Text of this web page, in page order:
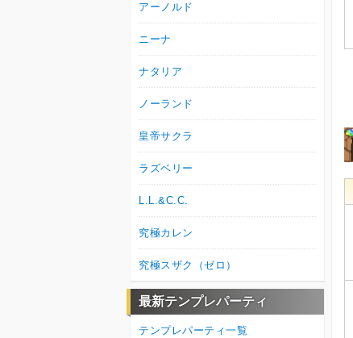
アーノルド
ニーナ
ナタリア
ノーランド
皇帝サクラ
ラズベリー
L.L.&C.C.
究極カレン
究極スザク（ゼロ）
最新テンプレパーティ
テンプレパーティ一覧